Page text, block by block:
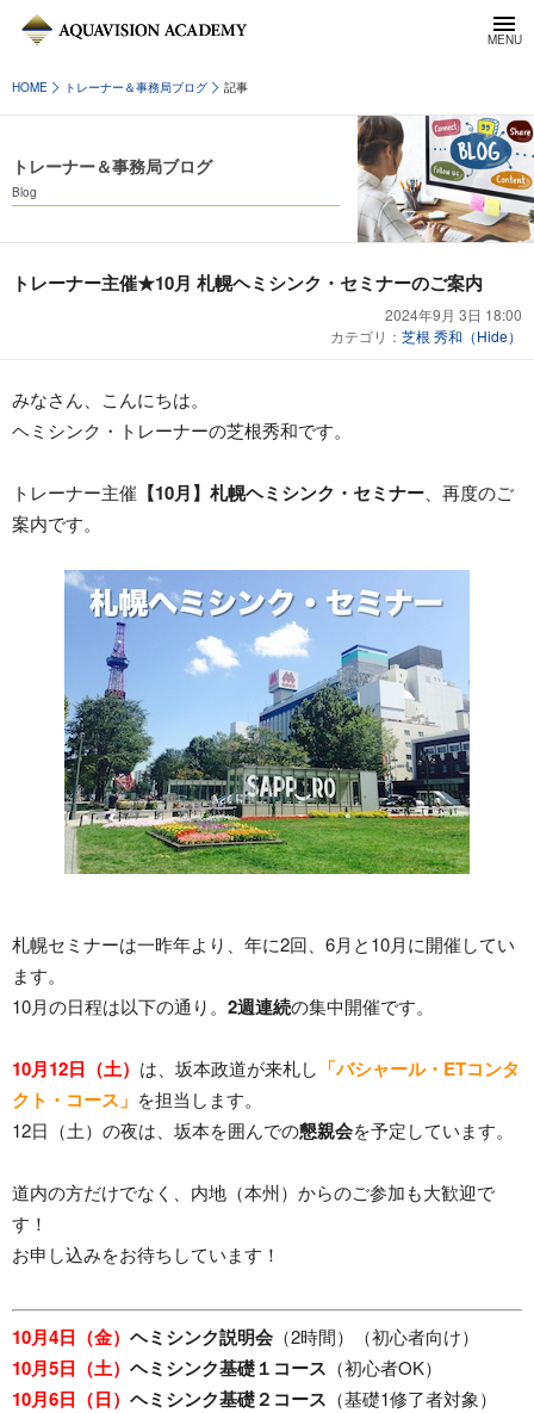
HOME トレーナー＆事務局ブログ 記事
トレーナー＆事務局ブログ
Blog
トレーナー主催★10月 札幌ヘミシンク・セミナーのご案内
2024年9月 3日 18:00
カテゴリ： 芝根 秀和（Hide）
みなさん、こんにちは。
ヘミシンク・トレーナーの芝根秀和です。
トレーナー主催 【10月】札幌ヘミシンク・セミナー 、再度のご
案内です。
札幌セミナーは一昨年より、年に2回、6月と10月に開催してい
ます。
10月の日程は以下の通り。 2週連続の集中開催です。
10月12日（土） は、坂本政道が来札し 「バシャール・ETコンタ
クト・コース」 を担当します。
12日（土）の夜は、坂本を囲んでの懇親会を予定しています。
道内の方だけでなく、内地（本州）からのご参加も大歓迎で
す！
お申し込みをお待ちしています！
10月4日（金） ヘミシンク説明会 （2時間）（初心者向け）
10月5日（土） ヘミシンク基礎１コース （初心者OK）
10月6日（日） ヘミシンク基礎２コース （基礎1修了者対象）